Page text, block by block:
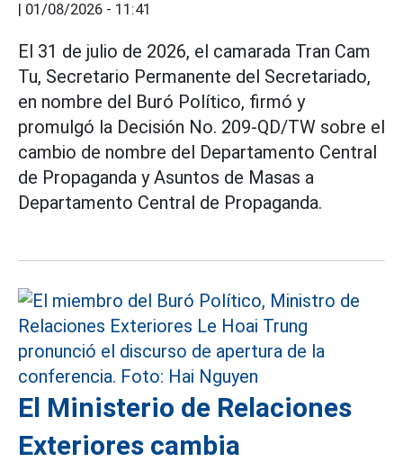
01/08/2026 - 11:41
El 31 de julio de 2026, el camarada Tran Cam
Tu, Secretario Permanente del Secretariado,
en nombre del Buró Político, firmó y
promulgó la Decisión No. 209-QD/TW sobre el
cambio de nombre del Departamento Central
de Propaganda y Asuntos de Masas a
Departamento Central de Propaganda.
El Ministerio de Relaciones
Exteriores cambia